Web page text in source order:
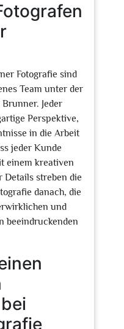
Fotografie sind
Team unter der
Jeder
Perspektive,
in die Arbeit
jeder Kunde
einem kreativen
Details streben die
danach, die
und
beeindruckenden